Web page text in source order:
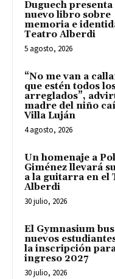
Duguech presenta
nuevo libro sobre
memoria e
Teatro Alberdi
5 agosto, 2026
“No me van a
que estén todos
arreglados”,
madre del niño
Villa Luján
4 agosto, 2026
Un homenaje a
Giménez llevará
a la guitarra en el
Alberdi
30 julio, 2026
El Gymnasium
nuevos
la inscripción
ingreso 2027
30 julio, 2026